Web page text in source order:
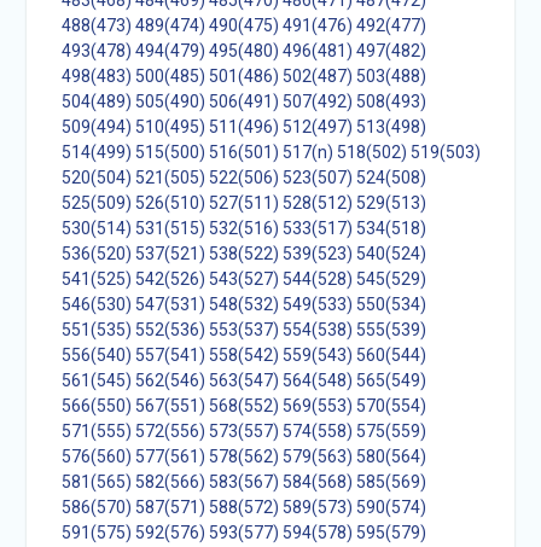
488(473) 489(474) 490(475) 491(476) 492(477)
493(478) 494(479) 495(480) 496(481) 497(482)
498(483) 500(485) 501(486) 502(487) 503(488)
504(489) 505(490) 506(491) 507(492) 508(493)
509(494) 510(495) 511(496) 512(497) 513(498)
514(499) 515(500) 516(501) 517(n) 518(502) 519(503)
520(504) 521(505) 522(506) 523(507) 524(508)
525(509) 526(510) 527(511) 528(512) 529(513)
530(514) 531(515) 532(516) 533(517) 534(518)
536(520) 537(521) 538(522) 539(523) 540(524)
541(525) 542(526) 543(527) 544(528) 545(529)
546(530) 547(531) 548(532) 549(533) 550(534)
551(535) 552(536) 553(537) 554(538) 555(539)
556(540) 557(541) 558(542) 559(543) 560(544)
561(545) 562(546) 563(547) 564(548) 565(549)
566(550) 567(551) 568(552) 569(553) 570(554)
571(555) 572(556) 573(557) 574(558) 575(559)
576(560) 577(561) 578(562) 579(563) 580(564)
581(565) 582(566) 583(567) 584(568) 585(569)
586(570) 587(571) 588(572) 589(573) 590(574)
591(575) 592(576) 593(577) 594(578) 595(579)